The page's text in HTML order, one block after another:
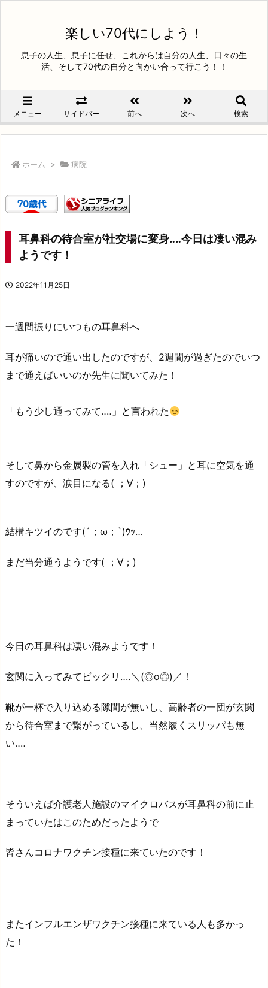
楽しい70代にしよう！
息子の人生、息子に任せ、これからは自分の人生、日々の生
活、そして70代の自分と向かい合って行こう！！
メニュー サイドバー 前へ 次へ 検索
ホーム > 病院
耳鼻科の待合室が社交場に変身‥‥今日は凄い混み
ようです！
2022年11月25日
一週間振りにいつもの耳鼻科へ
耳が痛いので通い出したのですが、2週間が過ぎたのでいつ
まで通えばいいのか先生に聞いてみた！
「もう少し通ってみて‥‥」と言われた
そして鼻から金属製の管を入れ「シュー」と耳に空気を通
すのですが、涙目になる( ；∀；)
結構キツイのです(´；ω；`)ｳｯ…
まだ当分通うようです( ；∀；)
今日の耳鼻科は凄い混みようです！
玄関に入ってみてビックリ‥‥＼(◎o◎)／！
靴が一杯で入り込める隙間が無いし、高齢者の一団が玄関
から待合室まで繋がっているし、当然履くスリッパも無
い‥‥
そういえば介護老人施設のマイクロバスが耳鼻科の前に止
まっていたはこのためだったようで
皆さんコロナワクチン接種に来ていたのです！
またインフルエンザワクチン接種に来ている人も多かっ
た！